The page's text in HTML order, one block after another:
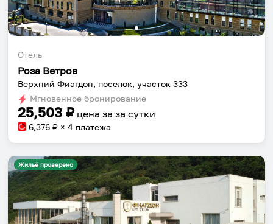
Отель
Роза Ветров
Верхний Фиагдон, поселок, участок 333
Мгновенное бронирование
25,503 ₽ цена за за сутки
6,376 ₽ × 4 платежа
Жильё проверено